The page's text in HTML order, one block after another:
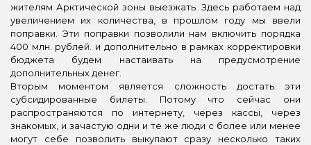
жителям Арктической зоны выезжать. Здесь работаем над
увеличением их количества, в прошлом году мы ввели
поправки. Эти поправки позволили нам включить порядка
400 млн. рублей. и дополнительно в рамках корректировки
бюджета будем настаивать на предусмотрение
дополнительных денег.
Вторым моментом является сложность достать эти
субсидированные билеты. Потому что сейчас они
распространяются по интернету, через кассы, через
знакомых, и зачастую одни и те же люди с более или менее
могут себе позволить выкупают сразу несколько таких